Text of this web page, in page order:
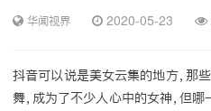
华闻视界 2020-05-23
抖音可以说是美女云集的地方，那
舞，成为了不少人心中的女神，但